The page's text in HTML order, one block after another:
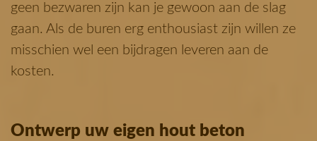
geen bezwaren zijn kan je gewoon aan de slag
gaan. Als de buren erg enthousiast zijn willen ze
misschien wel een bijdragen leveren aan de
kosten.
Ontwerp uw eigen hout beton